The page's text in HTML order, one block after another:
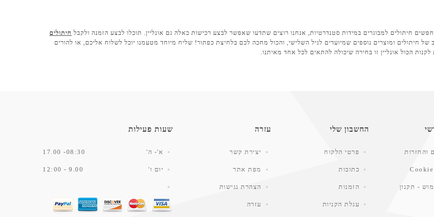
חיתולים למבוגרים במידות סטנדרטיות, אנחנו רוצים שתדעו שאפשר לבצע רכישות כאלה גם אונליין. תוכלו לבצע הזמנה ולקבל חיתולים
של חיתולים ומוצרים נוספים שמיועדים לגיל השלישי, והכול מחכה לכם בלחיצת כפתור! שליח מיוחד מטעמנו יוכל לשלוח אליכם, או להורים
הכול אונליין זו בחירה שיכולה להתאים לכל אחד מאיתנו.
והחזרות
- תקנון
החשבון שלי
פרטי הלקוח
כתובות
הזמנות
עגלת הקניות
עזרה
יצירת קשר
מפת אתר
הצהרת נגישות
עזרה
שעות פעילות
א'- ה' 08:30- 17.00
יום ו' 9.00 - 12:00